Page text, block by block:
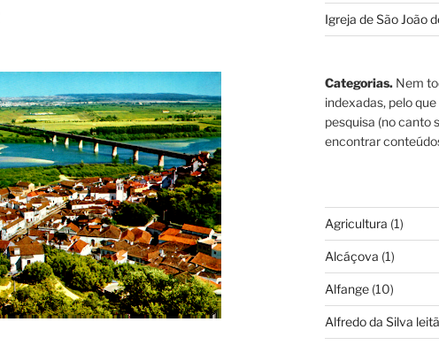
Igreja de São João
Categorias.Nem
indexadas, pelo
pesquisa (no canto
encontrar
Agricultura (1)
Alcáçova (1)
Alfange(10)
Alfredo da Silva